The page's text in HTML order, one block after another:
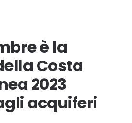
è la
Costa
2023
acquiferi